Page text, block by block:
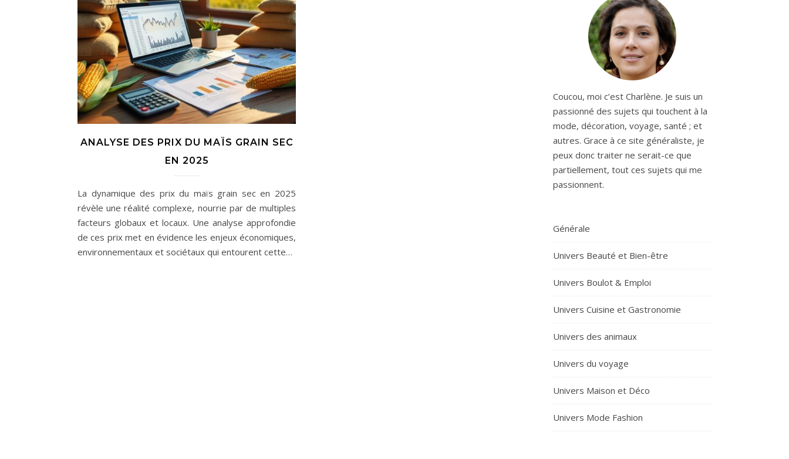
ANALYSE DES PRIX DU MAÏS GRAIN SEC
EN 2025
La dynamique des prix du maïs grain sec en 2025
révèle une réalité complexe, nourrie par de multiples
facteurs globaux et locaux. Une analyse approfondie
de ces prix met en évidence les enjeux économiques,
environnementaux et sociétaux qui entourent cette…
Coucou, moi c’est Charlène. Je suis un
passionné des sujets qui touchent à la
mode, décoration, voyage, santé ; et
autres. Grace à ce site généraliste, je
peux donc traiter ne serait-ce que
partiellement, tout ces sujets qui me
passionnent.
Générale
Univers Beauté et Bien-être
Univers Boulot & Emploi
Univers Cuisine et Gastronomie
Univers des animaux
Univers du voyage
Univers Maison et Déco
Univers Mode Fashion